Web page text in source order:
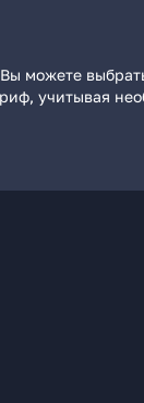
можете
учитывая